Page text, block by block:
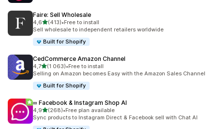
Faire: Sell Wholesale
4,6/ 5 tähteä
(413)
413 arvostelua yhteensä
•Free to install
Sell wholesale to independent retailers worldwide
Built for Shopify
CedCommerce Amazon Channel
4,7/ 5 tähteä
(1 063)
1063 arvostelua yhteensä
•Free to install
Selling on Amazon becomes Easy with the Amazon Sales Channel
Built for Shopify
∞ Facebook & Instagram Shop AI
4,9/ 5 tähteä
(268)
268 arvostelua yhteensä
•Free plan available
Sync products to Instagram Direct & Facebook sell with Chat AI